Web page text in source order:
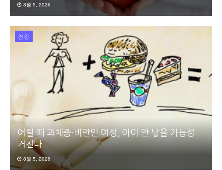
8월 5, 2026
건강
어릴 때 과체중·비만인 여성, 아이 안 낳을 가능성
커진다
8월 5, 2026